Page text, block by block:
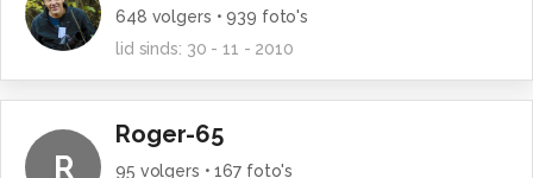
648 volgers •939 foto's
lid sinds: 30 - 11 - 2010
R
Roger-65
95 volgers •167 foto's